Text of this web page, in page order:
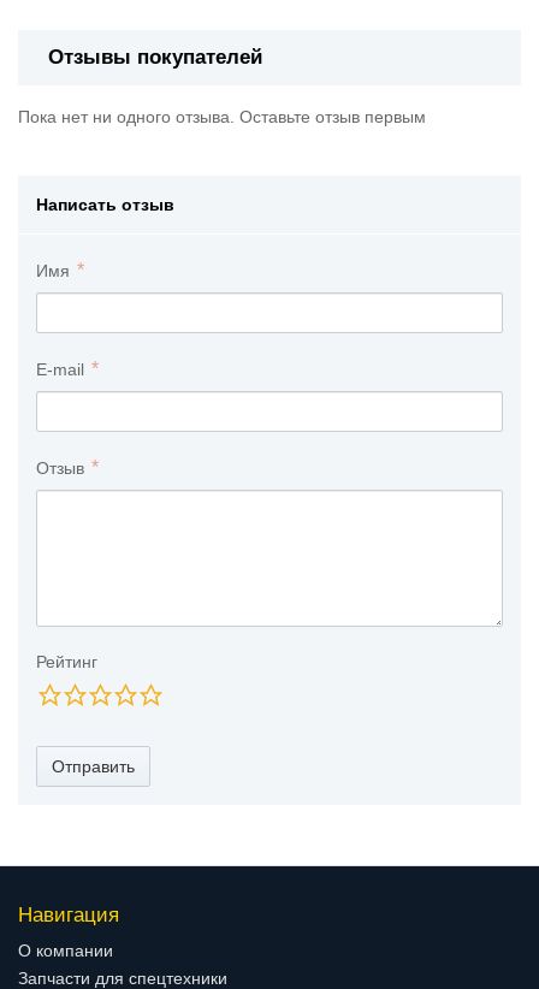
Отзывы покупателей
Пока нет ни одного отзыва. Оставьте отзыв первым
Написать отзыв
Имя
E-mail
Отзыв
Рейтинг
Отправить
Навигация
О компании
Запчасти для спецтехники